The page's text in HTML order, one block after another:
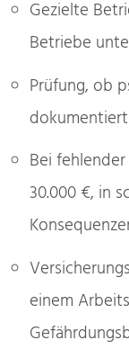
Gezielte
Betriebe
Prüfung, ob
Bei
30.000 €, in
einem